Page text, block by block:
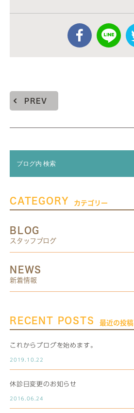
PREV
CATEGORY カテゴリー
BLOG
スタッフブログ
NEWS
新着情報
RECENT POSTS 最近の投稿
これからブログを始めます。
2019.10.22
休診日変更のお知らせ
2016.06.24